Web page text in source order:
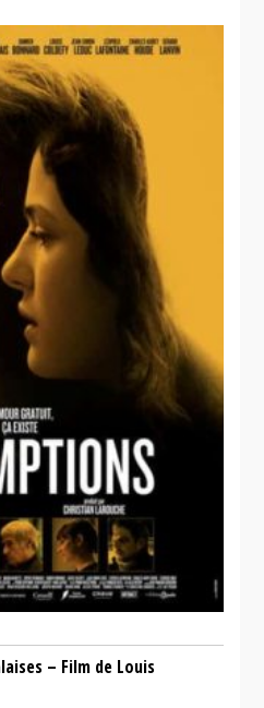
– Film de Louis